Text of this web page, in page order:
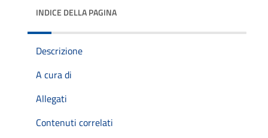
INDICE DELLA PAGINA
Descrizione
A cura di
Allegati
Contenuti correlati